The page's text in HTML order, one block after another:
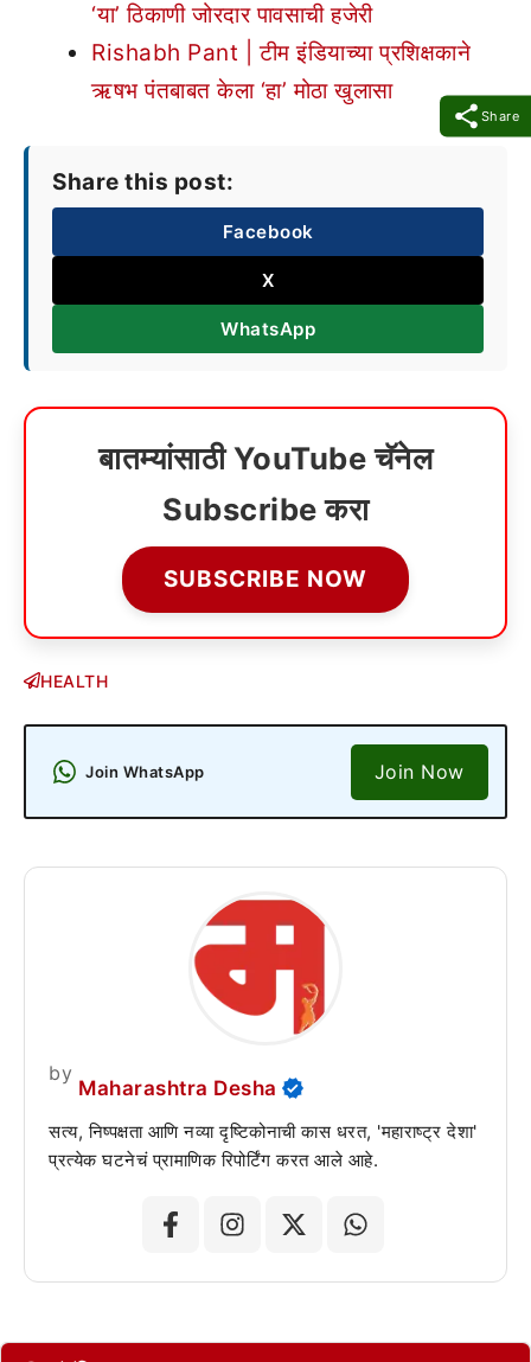
Share
‘या’ ठिकाणी जोरदार पावसाची हजेरी
Rishabh Pant | टीम इंडियाच्या प्रशिक्षकाने
ऋषभ पंतबाबत केला ‘हा’ मोठा खुलासा
Share this post:
Facebook
X
WhatsApp
बातम्यांसाठी YouTube चॅनेल
Subscribe करा
SUBSCRIBE NOW
HEALTH
Join WhatsApp Join Now
by
Maharashtra Desha
सत्य, निष्पक्षता आणि नव्या दृष्टिकोनाची कास धरत, 'महाराष्ट्र देशा'
प्रत्येक घटनेचं प्रामाणिक रिपोर्टिंग करत आले आहे.